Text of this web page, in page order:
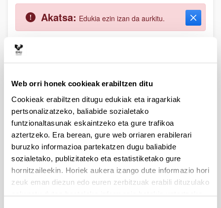
Web orri honek cookieak erabiltzen ditu
Cookieak erabiltzen ditugu edukiak eta iragarkiak
pertsonalizatzeko, baliabide sozialetako
funtzionaltasunak eskaintzeko eta gure trafikoa
aztertzeko. Era berean, gure web orriaren erabilerari
buruzko informazioa partekatzen dugu baliabide
sozialetako, publizitateko eta estatistiketako gure
hornitzaileekin. Horiek aukera izango dute informazio hori
zeuk eman diezun edo euren zerbitzuak erabili dituzulako
eskuratu duten bestelako informazio batekin uztartzeko.
Atzera
Itxi
Akatsa: Edukia ezin izan da aurkitu.
jarduerak: